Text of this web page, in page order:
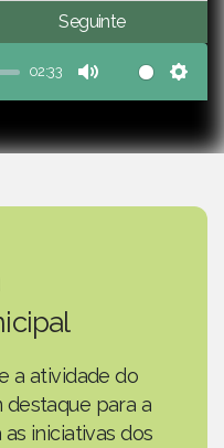
Seguinte
02:33
Mute
a atividade do
destaque para a
iniciativas dos